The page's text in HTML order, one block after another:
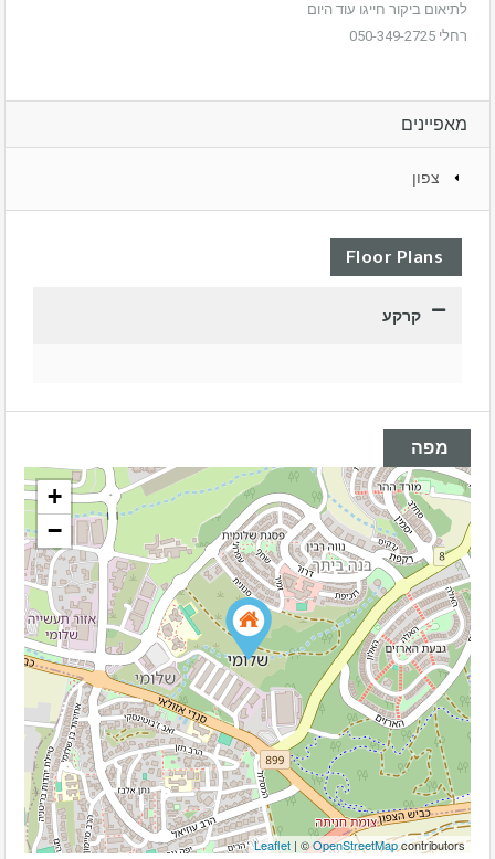
לתיאום ביקור חייגו עוד היום
רחלי 050-349-2725
מאפיינים
צפון
Floor Plans
קרקע
מפה
+
−
Leaflet | ©OpenStreetMapcontributors